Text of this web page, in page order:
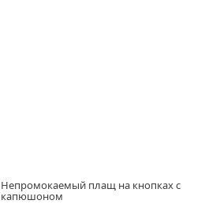
Непромокаемый плащ на кнопках с
капюшоном